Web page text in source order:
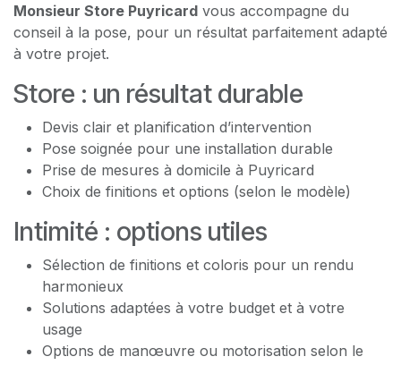
Monsieur Store Puyricard vous accompagne du
conseil à la pose, pour un résultat parfaitement adapté
à votre projet.
Store : un résultat durable
Devis clair et planification d’intervention
Pose soignée pour une installation durable
Prise de mesures à domicile à Puyricard
Choix de finitions et options (selon le modèle)
Intimité : options utiles
Sélection de finitions et coloris pour un rendu
harmonieux
Solutions adaptées à votre budget et à votre
usage
Options de manœuvre ou motorisation selon le